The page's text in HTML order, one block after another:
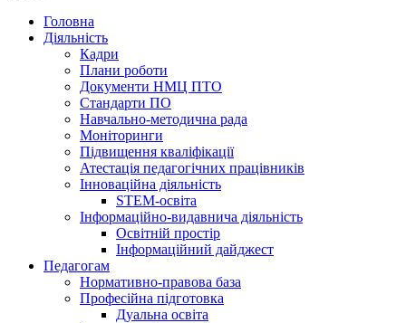
Головна
Діяльність
Кадри
Плани роботи
Документи НМЦ ПТО
Стандарти ПО
Навчально-методична рада
Моніторинги
Підвищення кваліфікації
Атестація педагогічних працівників
Інноваційна діяльність
STEM-освіта
Інформаційно-видавнича діяльність
Освітній простір
Інформаційний дайджест
Педагогам
Нормативно-правова база
Професійна підготовка
Дуальна освіта